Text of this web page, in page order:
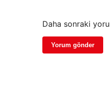
Daha sonraki